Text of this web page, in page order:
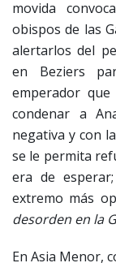
movida
obispos de las
alertarlos del
en Beziers
emperador
condenar a
negativa y con
se le permita
era de
extremo más
desorden en la
En Asia Menor,